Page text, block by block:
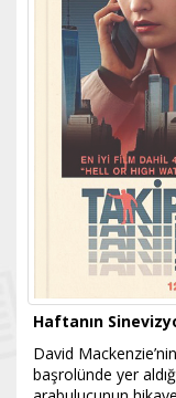
Haftanın
David
başrolünde yer